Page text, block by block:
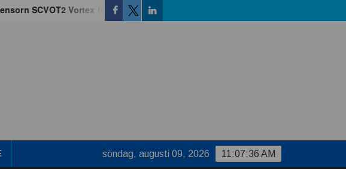
SCVOT2 Vortex för vätskekylning i datacenter
Facebook
TwitterLinkedin
11:07:37 AM
söndag, augusti 09, 2026